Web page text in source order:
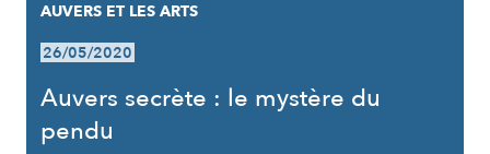
AUVERS ET LES ARTS
26/05/2020
Auvers secrète : le mystère du
pendu